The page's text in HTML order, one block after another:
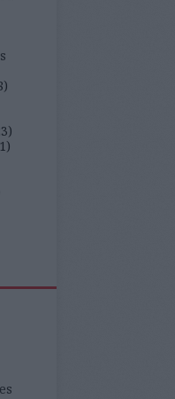
)
)
)